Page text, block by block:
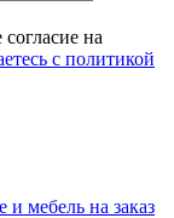
на
c политикой
мебель на заказ